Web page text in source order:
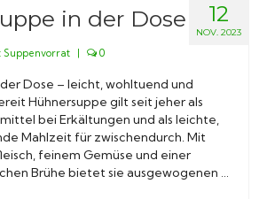
12
NOV. 2023
in der Dose
Suppenvorrat | 0
Dose – leicht, wohltuend und
Hühnersuppe gilt seit jeher als
bei Erkältungen und als leichte,
Mahlzeit für zwischendurch. Mit
feinem Gemüse und einer
Brühe bietet sie ausgewogenen …